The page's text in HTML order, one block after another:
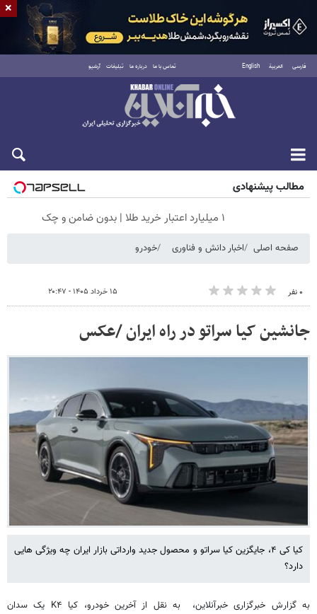
فارسی العربية English تماس با ما درباره ما تبلیغات آرشیو
شنبه ۱۷ مرداد ۱۴۰۵
مطالب پیشنهادی
۱ میلیارد اعتبار خرید طلا | بدون ضامن و چک
صفحه اصلی اخبار دانش و فناوری خودرو
۰ نفر ۱۵ خرداد ۱۴۰۵ - ۲۰:۴۷
جانشین کیا سراتو در راه ایران /عکس
کیا کی ۴، جایگزین کیا سراتو و محصول جدید وارداتی بازار ایران چه ویژگی هایی
دارد؟
به گزارش خبرگزاری خبرآنلاین، ‌ به نقل از آخرین خودرو، کیا K۴ یک سدان
×